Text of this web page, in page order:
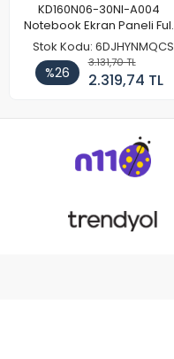
KD160N06-30NI-A004
Notebook Ekran Paneli Full
HD
Stok Kodu: 6DJHYNMQCS
%26
3.131,70 TL
2.319,74 TL